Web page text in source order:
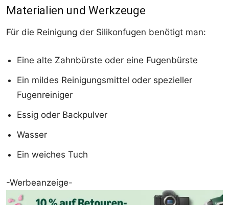
Materialien und Werkzeuge
Für die Reinigung der Silikonfugen benötigt man:
Eine alte Zahnbürste oder eine Fugenbürste
Ein mildes Reinigungsmittel oder spezieller
Fugenreiniger
Essig oder Backpulver
Wasser
Ein weiches Tuch
-Werbeanzeige-